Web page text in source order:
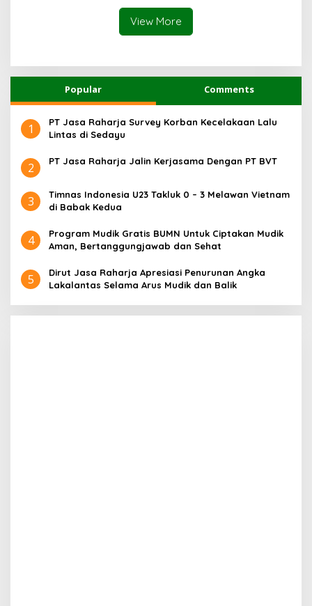
View More
Popular Comments
1
PT Jasa Raharja Survey Korban Kecelakaan Lalu
Lintas di Sedayu
2 PT Jasa Raharja Jalin Kerjasama Dengan PT BVT
3
Timnas Indonesia U23 Takluk 0 – 3 Melawan Vietnam
di Babak Kedua
4
Program Mudik Gratis BUMN Untuk Ciptakan Mudik
Aman, Bertanggungjawab dan Sehat
5
Dirut Jasa Raharja Apresiasi Penurunan Angka
Lakalantas Selama Arus Mudik dan Balik